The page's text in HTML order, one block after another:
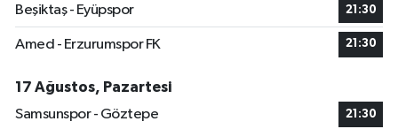
Beşiktaş - Eyüpspor 21:30
Amed - Erzurumspor FK 21:30
17 Ağustos, Pazartesi
Samsunspor - Göztepe
21:30